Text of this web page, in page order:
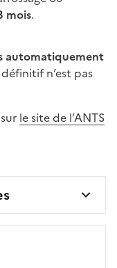
mois.
automatiquement
n’est pas
le site de l’ANTS